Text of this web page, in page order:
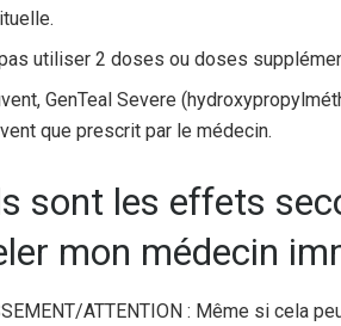
utiliser 2 doses ou doses
GenTeal Severe
que prescrit par le médecin.
sont les effets
mon médecin
ATTENTION : Même si cela